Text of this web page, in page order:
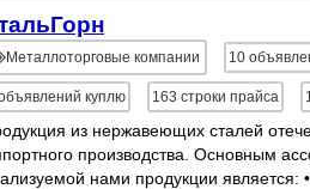
Металлоторговые компании 10
куплю 163 строки прайса
из нержавеющих сталей
производства. Основным
нами продукции является: